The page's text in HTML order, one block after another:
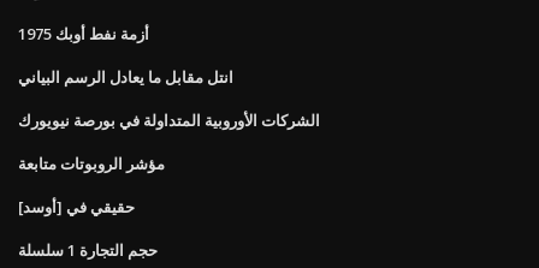
أزمة نفط أوبك 1975
انتل مقابل ما يعادل الرسم البياني
الشركات الأوروبية المتداولة في بورصة نيويورك
مؤشر الروبوتات متابعة
حقيقي في [أوسد]
حجم التجارة 1 سلسلة